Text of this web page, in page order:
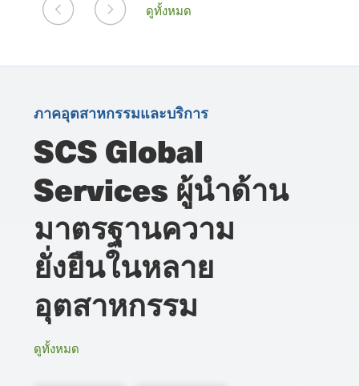
ดูทั้งหมด
ภาคอุตสาหกรรมและบริการ
SCS Global
Services ผู้นำด้าน
มาตรฐานความ
ยั่งยืนในหลาย
อุตสาหกรรม
ดูทั้งหมด